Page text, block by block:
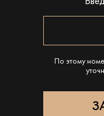
По этому